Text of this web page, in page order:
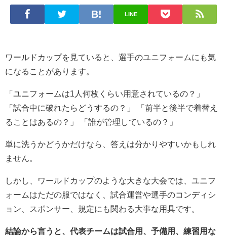
LINE
ワールドカップを見ていると、選手のユニフォームにも気
になることがあります。
「ユニフォームは1人何枚くらい用意されているの？」
「試合中に破れたらどうするの？」 「前半と後半で着替え
ることはあるの？」 「誰が管理しているの？」
単に洗うかどうかだけなら、答えは分かりやすいかもしれ
ません。
しかし、ワールドカップのような大きな大会では、ユニフ
ォームはただの服ではなく、試合運営や選手のコンディシ
ョン、スポンサー、規定にも関わる大事な用具です。
結論から言うと、代表チームは試合用、予備用、練習用な